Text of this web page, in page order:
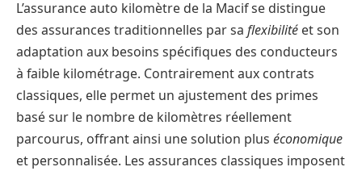
L’assurance auto kilomètre de la Macif se distingue
des assurances traditionnelles par sa flexibilité et son
adaptation aux besoins spécifiques des conducteurs
à faible kilométrage. Contrairement aux contrats
classiques, elle permet un ajustement des primes
basé sur le nombre de kilomètres réellement
parcourus, offrant ainsi une solution plus économique
et personnalisée. Les assurances classiques imposent